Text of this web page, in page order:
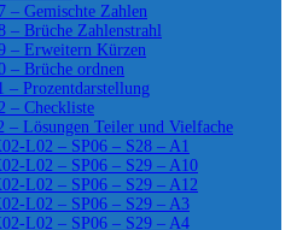
– Gemischte Zahlen
– Brüche Zahlenstrahl
– Erweitern Kürzen
– Brüche ordnen
– Prozentdarstellung
– Checkliste
– Lösungen Teiler und Vielfache
L02 – SP06 – S28 – A1
L02 – SP06 – S29 – A10
L02 – SP06 – S29 – A12
L02 – SP06 – S29 – A3
L02 – SP06 – S29 – A4